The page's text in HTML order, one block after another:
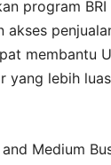
program
akses
membantu
yang lebih
Medium